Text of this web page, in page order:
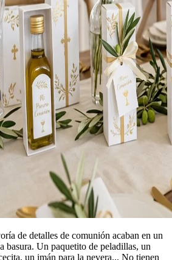
de detalles de comunión acaban en un
basura. Un paquetito de peladillas, un
un imán para la nevera... No tienen